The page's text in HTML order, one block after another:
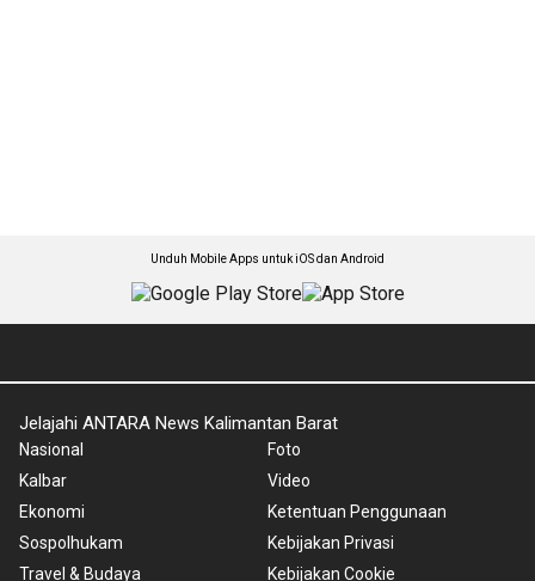
Unduh Mobile Apps untuk iOS dan Android
Jelajahi ANTARA News Kalimantan Barat
Nasional
Kalbar
Ekonomi
Sospolhukam
Travel & Budaya
Foto
Video
Ketentuan Penggunaan
Kebijakan Privasi
Kebijakan Cookie